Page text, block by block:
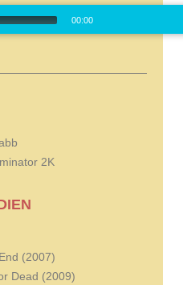
00:00
2K
(2007)
Dead (2009)